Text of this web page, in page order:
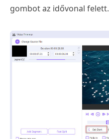
gombot az idővonal felett.